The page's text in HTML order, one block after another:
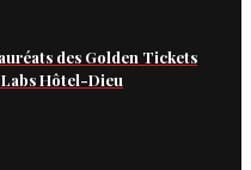
des Golden Tickets
Hôtel-Dieu